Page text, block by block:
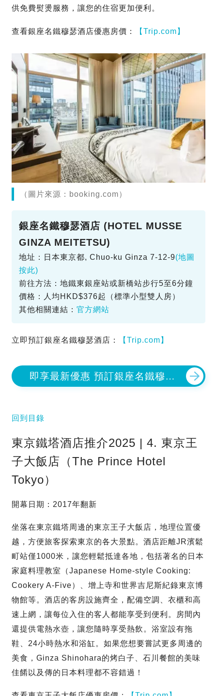
供免費熨燙服務，讓您的住宿更加便利。
查看銀座名鐵穆瑟酒店優惠房價： 【Trip.com】
（圖片來源：booking.com）
銀座名鐵穆瑟酒店 (HOTEL MUSSE
GINZA MEITETSU)
地址：日本東京都, Chuo-ku Ginza 7-12-9(地圖
按此)
前往方法：地鐵東銀座站或新橋站步行5至6分鐘
價格：人均HKD$376起（標準小型雙人房）
其他相關連結： 官方網站
立即預訂銀座名鐵穆瑟酒店： 【Trip.com】
即享最新優惠 預訂銀座名鐵穆瑟
酒店
回到目錄
東京鐵塔酒店推介2025 | 4. 東京王
子大飯店（The Prince Hotel
Tokyo）
開幕日期：2017年翻新
坐落在東京鐵塔周邊的東京王子大飯店，地理位置優
越，方便旅客探索東京的各大景點。酒店距離JR濱鬆
町站僅1000米，讓您輕鬆抵達各地，包括著名的日本
家庭料理教室（Japanese Home-style Cooking:
Cookery A-Five）、增上寺和世界吉尼斯紀錄東京博
物館等。酒店的客房設施齊全，配備空調、衣櫃和高
速上網，讓每位入住的客人都能享受到便利。房間內
還提供電熱水壺，讓您隨時享受熱飲。浴室設有拖
鞋、24小時熱水和浴缸。如果您想要嘗試更多周邊的
美食，Ginza Shinohara的烤白子、石川餐館的美味
佳餚以及傳的日本料理都不容錯過！